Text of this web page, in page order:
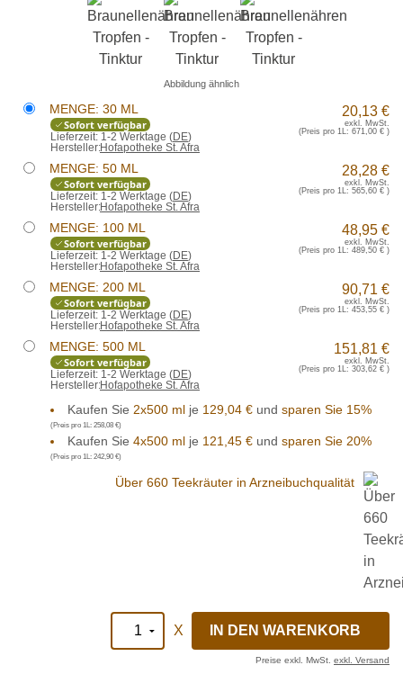
Abbildung ähnlich
MENGE: 30 ML
Sofort verfügbar
Lieferzeit: 1-2 Werktage (DE)
Hersteller:Hofapotheke St. Afra
20,13 €
exkl. MwSt.
(Preis pro 1L: 671,00 €)
MENGE: 50 ML
Sofort verfügbar
Lieferzeit: 1-2 Werktage (DE)
Hersteller:Hofapotheke St. Afra
28,28 €
exkl. MwSt.
(Preis pro 1L: 565,60 €)
MENGE: 100 ML
Sofort verfügbar
Lieferzeit: 1-2 Werktage (DE)
Hersteller:Hofapotheke St. Afra
48,95 €
exkl. MwSt.
(Preis pro 1L: 489,50 €)
MENGE: 200 ML
Sofort verfügbar
Lieferzeit: 1-2 Werktage (DE)
Hersteller:Hofapotheke St. Afra
90,71 €
exkl. MwSt.
(Preis pro 1L: 453,55 €)
MENGE: 500 ML
Sofort verfügbar
Lieferzeit: 1-2 Werktage (DE)
Hersteller:Hofapotheke St. Afra
151,81 €
exkl. MwSt.
(Preis pro 1L: 303,62 €)
Kaufen Sie 2x500 ml je 129,04 € und sparen Sie 15%
(Preis pro 1L: 258,08 €)
Kaufen Sie 4x500 ml je 121,45 € und sparen Sie 20%
(Preis pro 1L: 242,90 €)
Über 660 Teekräuter in Arzneibuchqualität
X
Preise exkl. MwSt. exkl. Versand